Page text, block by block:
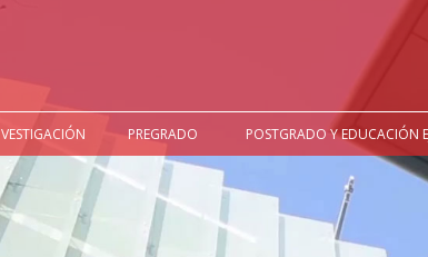
PREGRADO POSTGRADO Y EDUCACIÓN